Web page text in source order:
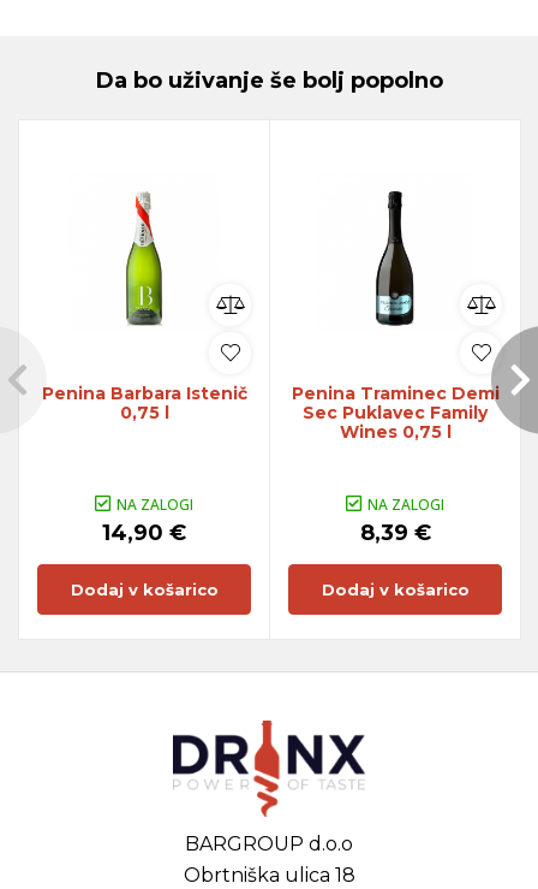
Da bo uživanje še bolj popolno
Penina Barbara Istenič
0,75 l
NA ZALOGI
14,90 €
Dodaj v košarico
Penina Traminec Demi
Sec Puklavec Family
Wines 0,75 l
NA ZALOGI
8,39 €
Dodaj v košarico
BARGROUP d.o.o
Obrtniška ulica 18